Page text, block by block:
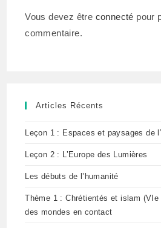
Vous devez être connecté pour
commentaire.
Articles Récents
Leçon 1 : Espaces et paysages de
Leçon 2 : L’Europe des Lumières
Les débuts de l’humanité
Thème 1 : Chrétientés et islam
des mondes en contact